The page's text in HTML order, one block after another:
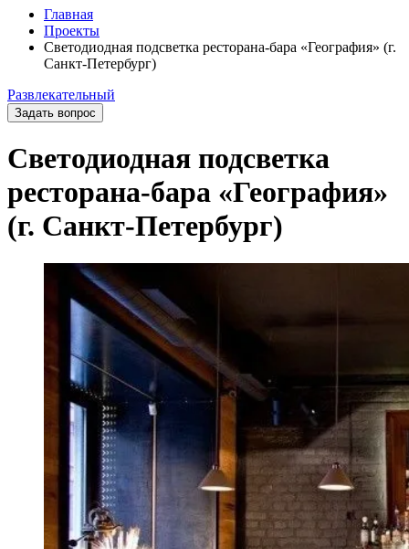
Главная
Проекты
Светодиодная подсветка ресторана-бара «География» (г.
Санкт-Петербург)
Развлекательный
Задать вопрос
Светодиодная подсветка
ресторана-бара «География»
(г. Санкт-Петербург)